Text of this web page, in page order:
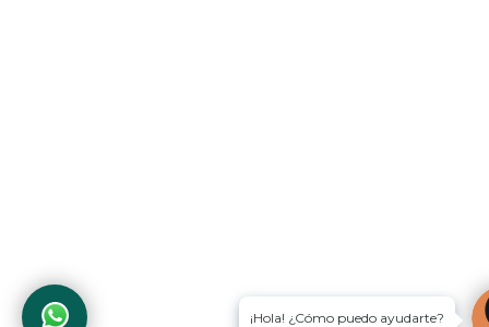
¡Hola! ¿Cómo puedo ayudarte?